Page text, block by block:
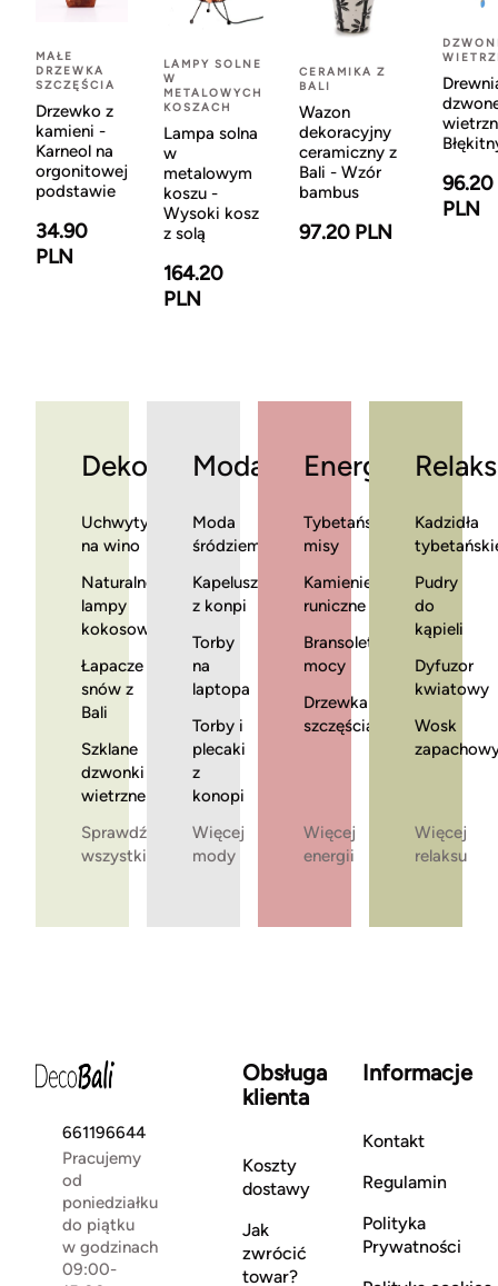
MAŁE
DRZEWKA
SZCZĘŚCIA
Drzewko z
kamieni -
Karneol na
orgonitowej
podstawie
34.90
PLN
LAMPY SOLNE
W
METALOWYCH
KOSZACH
Lampa solna
w
metalowym
koszu -
Wysoki kosz
z solą
164.20
PLN
CERAMIKA Z
BALI
Wazon
dekoracyjny
ceramiczny z
Bali - Wzór
bambus
97.20 PLN
96.20
PLN
Dekoracje
Uchwyty
na wino
Naturalne
lampy
kokosowe
Łapacze
snów z
Bali
Szklane
dzwonki
wietrzne
Sprawdź
wszystkie
Moda
Moda
śródziemnomorska
Kapelusze
z konpi
Torby
na
laptopa
Torby i
plecaki
z
konopi
Więcej
mody
Energia
Tybetańskie
misy
Kamienie
runiczne
Bransoletki
mocy
Drzewka
szczęścia
Więcej
energii
Relaks
Kadzidła
Pudry
do
kąpieli
Dyfuzor
kwiatowy
Wosk
Więcej
relaksu
661196644
Pracujemy
od
poniedziałku
do piątku
w godzinach
09:00-
Obsługa
klienta
Koszty
dostawy
Jak
zwrócić
towar?
Informacje
Kontakt
Regulamin
Polityka
Prywatności